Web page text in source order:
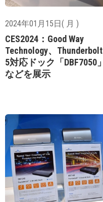
2024年01月15日( 月 )
CES2024：Good Way
Technology、Thunderbolt
5対応ドック「DBF7050」
などを展示